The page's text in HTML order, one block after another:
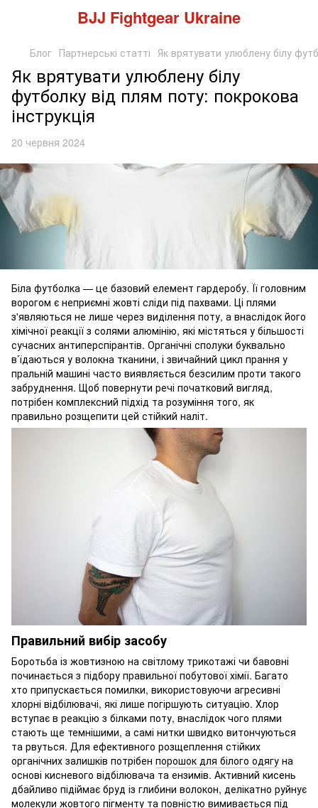
BJJ Fightgear Ukraine
Блог Партнерські статті Як врятувати улюблену білу
Як врятувати улюблену білу
футболку від плям поту: покрокова
інструкція
20 червня 2024
Біла футболка — це базовий елемент гардеробу. Її головним
ворогом є неприємні жовті сліди під пахвами. Ці плями
з'являються не лише через виділення поту, а внаслідок його
хімічної реакції з солями алюмінію, які містяться у більшості
сучасних антиперспірантів. Органічні сполуки буквально
в’їдаються у волокна тканини, і звичайний цикл прання у
пральній машині часто виявляється безсилим проти такого
забруднення. Щоб повернути речі початковий вигляд,
потрібен комплексний підхід та розуміння того, як
правильно розщепити цей стійкий наліт.
Правильний вибір засобу
Боротьба із жовтизною на світлому трикотажі чи бавовні
починається з підбору правильної побутової хімії. Багато
хто припускається помилки, використовуючи агресивні
хлорні відбілювачі, які лише погіршують ситуацію. Хлор
вступає в реакцію з білками поту, внаслідок чого плями
стають ще темнішими, а самі нитки швидко витончуються
та рвуться. Для ефективного розщеплення стійких
органічних залишків потрібен порошок для білого одягу на
основі кисневого відбілювача та ензимів. Активний кисень
дбайливо підіймає бруд із глибини волокон, делікатно руйнує
молекули жовтого пігменту та повністю вимивається під